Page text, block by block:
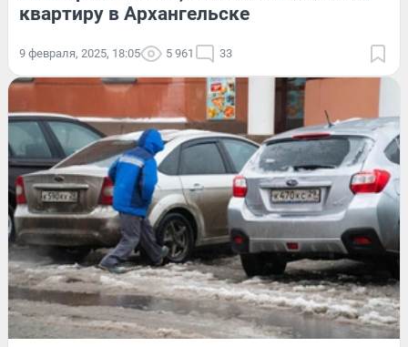
квартиру в Архангельске
9 февраля, 2025, 18:05 5 961 33